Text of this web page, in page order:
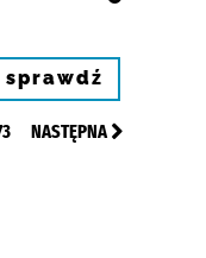
sprawdź
NASTĘPNA